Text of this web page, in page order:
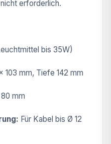
erforderlich.
bis 35W)
103 mm, Tiefe 142 mm
mm
Für Kabel bis Ø 12